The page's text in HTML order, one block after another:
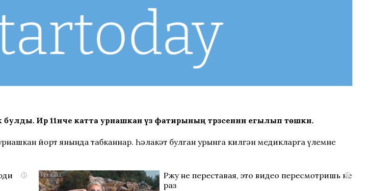
Ир 11нче катта урнашкан үз фатирының тәрәзәсеннән егылып төшкән.
йорт янында табканнар. Һәлакәт булган урынга килгән медикларга үлемне
i i
Ржу не переставая, это видео пересмотришь не
раз